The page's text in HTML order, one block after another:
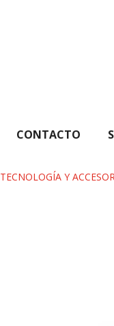
CONTACTO
TECNOLOGÍA Y